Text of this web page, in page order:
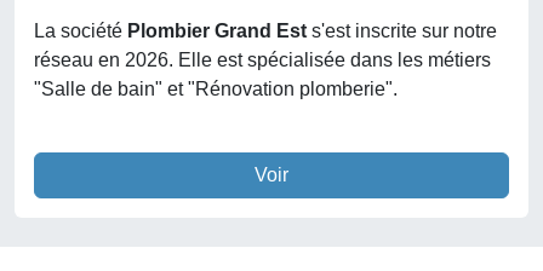
La société Plombier Grand Est s'est inscrite sur notre
réseau en 2026. Elle est spécialisée dans les métiers
"Salle de bain" et "Rénovation plomberie".
Voir